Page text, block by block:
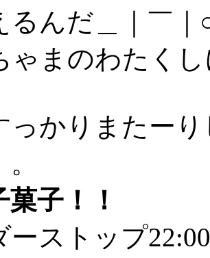
るんだ＿｜￣｜
ゃまのわたく
っかりまたー
子！！
ーストップ